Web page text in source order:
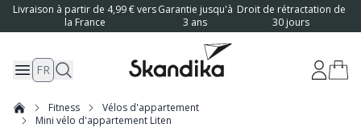
Livraison à partir de 4,99 € vers
la France
Garantie jusqu'à
3 ans
Droit de rétractation de
30 jours
FR
Fitness
Vélos d'appartement
Mini vélo d'appartement Liten